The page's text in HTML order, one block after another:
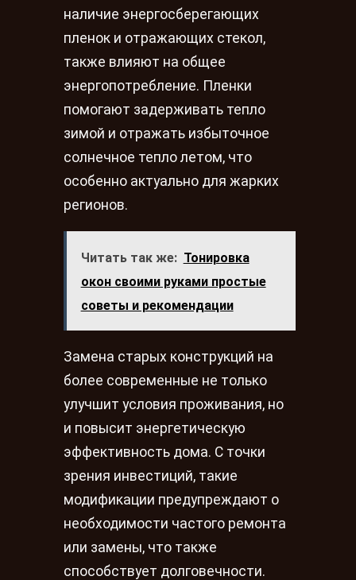
наличие энергосберегающих
пленок и отражающих стекол,
также влияют на общее
энергопотребление. Пленки
помогают задерживать тепло
зимой и отражать избыточное
солнечное тепло летом, что
особенно актуально для жарких
регионов.
Читать так же: Тонировка
окон своими руками простые
советы и рекомендации
Замена старых конструкций на
более современные не только
улучшит условия проживания, но
и повысит энергетическую
эффективность дома. С точки
зрения инвестиций, такие
модификации предупреждают о
необходимости частого ремонта
или замены, что также
способствует долговечности.